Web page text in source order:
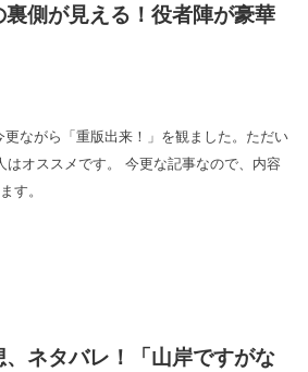
側が見える！役者陣が豪華
ながら「重版出来！」を観ました。ただい
オススメです。 今更な記事なので、内容
す。
、ネタバレ！「山岸ですがな